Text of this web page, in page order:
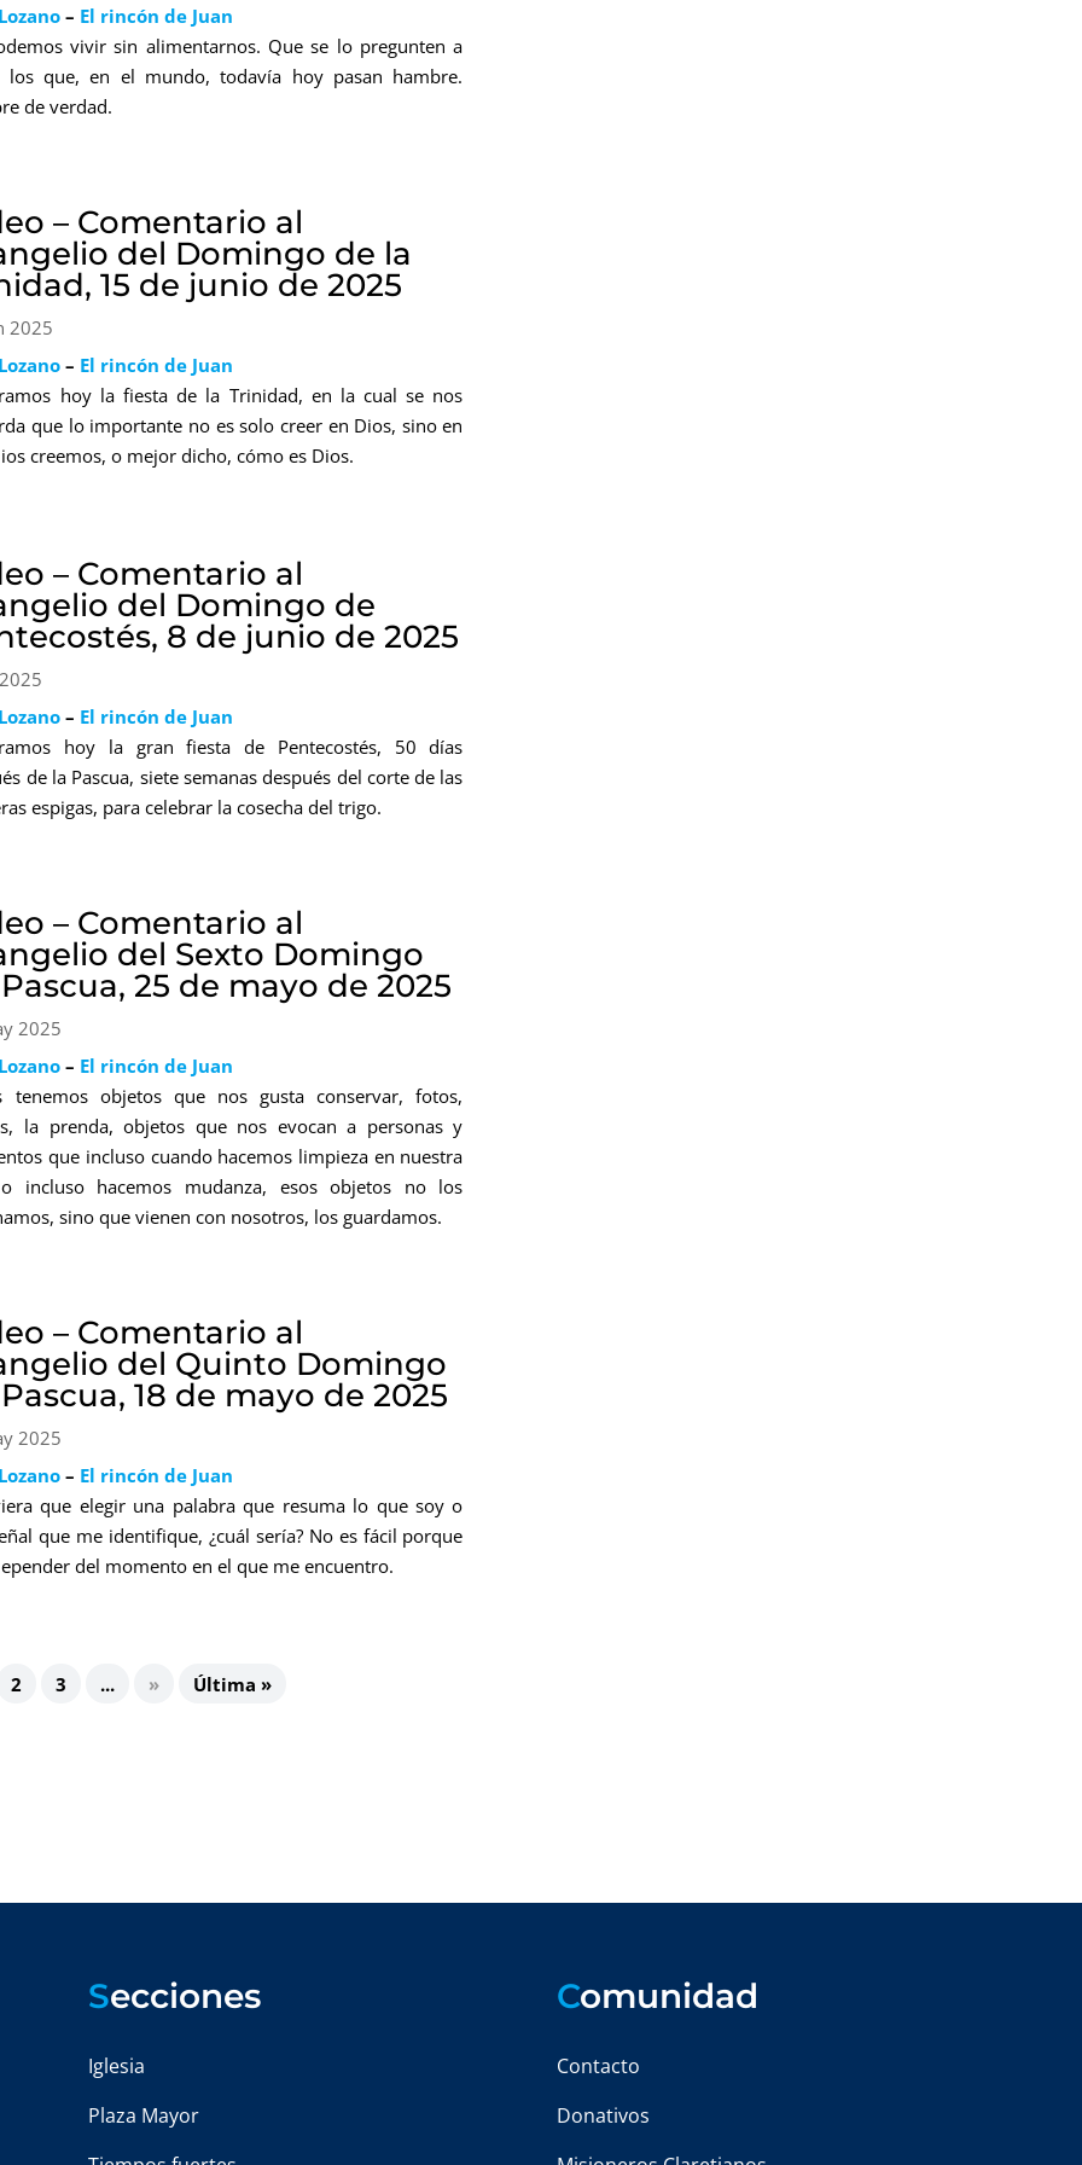
– El rincón de Juan
vivir sin alimentarnos. Que se lo pregunten a
los que, en el mundo, todavía hoy pasan hambre.
de verdad.
– Comentario al
del Domingo de la
15 de junio de 2025
2025
– El rincón de Juan
hoy la fiesta de la Trinidad, en la cual se nos
que lo importante no es solo creer en Dios, sino en
creemos, o mejor dicho, cómo es Dios.
– Comentario al
del Domingo de
8 de junio de 2025
– El rincón de Juan
hoy la gran fiesta de Pentecostés, 50 días
de la Pascua, siete semanas después del corte de las
espigas, para celebrar la cosecha del trigo.
– Comentario al
del Sexto Domingo
25 de mayo de 2025
2025
– El rincón de Juan
tenemos objetos que nos gusta conservar, fotos,
la prenda, objetos que nos evocan a personas y
que incluso cuando hacemos limpieza en nuestra
incluso hacemos mudanza, esos objetos no los
sino que vienen con nosotros, los guardamos.
– Comentario al
del Quinto Domingo
18 de mayo de 2025
2025
– El rincón de Juan
que elegir una palabra que resuma lo que soy o
que me identifique, ¿cuál sería? No es fácil porque
del momento en el que me encuentro.
2 3 ... » Última »
Secciones
Iglesia
Plaza Mayor
Comunidad
Contacto
Donativos